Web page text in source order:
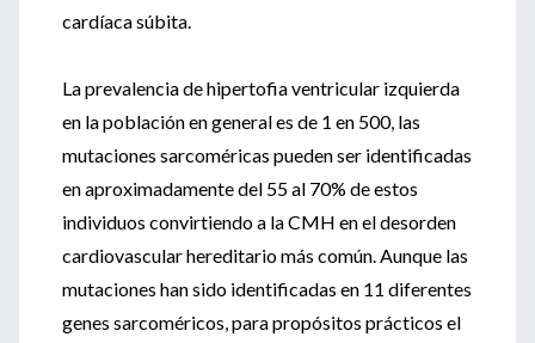
cardíaca súbita.
La prevalencia de hipertofia ventricular izquierda
en la población en general es de 1 en 500, las
mutaciones sarcoméricas pueden ser identificadas
en aproximadamente del 55 al 70% de estos
individuos convirtiendo a la CMH en el desorden
cardiovascular hereditario más común. Aunque las
mutaciones han sido identificadas en 11 diferentes
genes sarcoméricos, para propósitos prácticos el